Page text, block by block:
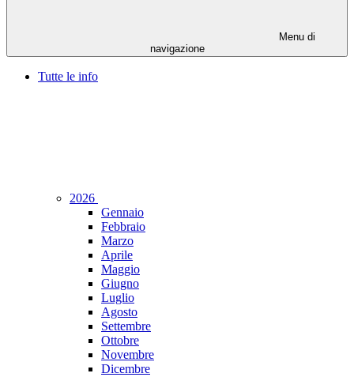
Menu di
navigazione
Tutte le info
2026
Gennaio
Febbraio
Marzo
Aprile
Maggio
Giugno
Luglio
Agosto
Settembre
Ottobre
Novembre
Dicembre